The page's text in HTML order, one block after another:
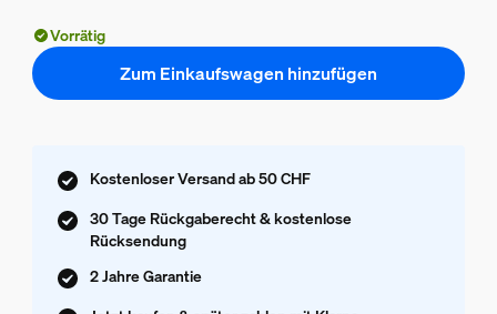
Vorrätig
Zum Einkaufswagen hinzufügen
Kostenloser Versand ab 50 CHF
30 Tage Rückgaberecht & kostenlose
Rücksendung
2 Jahre Garantie